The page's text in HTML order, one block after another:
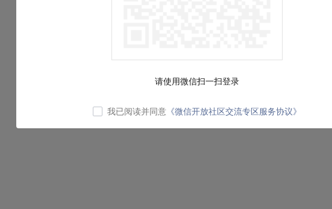
请使用微信扫一扫登录
我已阅读并同意 《微信开放社区交流专区服务协议》